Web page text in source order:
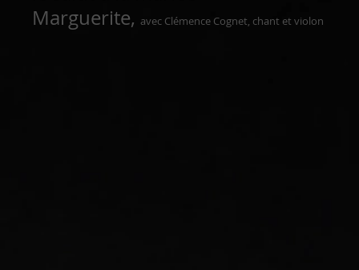
Marguerite, avec Clémence Cognet, chant et violon